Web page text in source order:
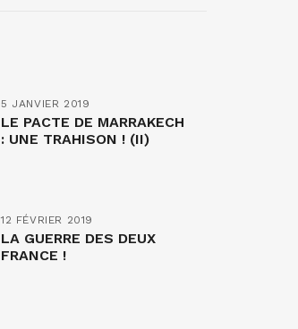
5 JANVIER 2019
LE PACTE DE MARRAKECH
: UNE TRAHISON ! (II)
12 FÉVRIER 2019
LA GUERRE DES DEUX
FRANCE !